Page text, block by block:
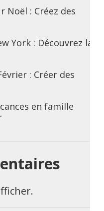
Noël : Créez des
York : Découvrez la
: Créer des
en famille